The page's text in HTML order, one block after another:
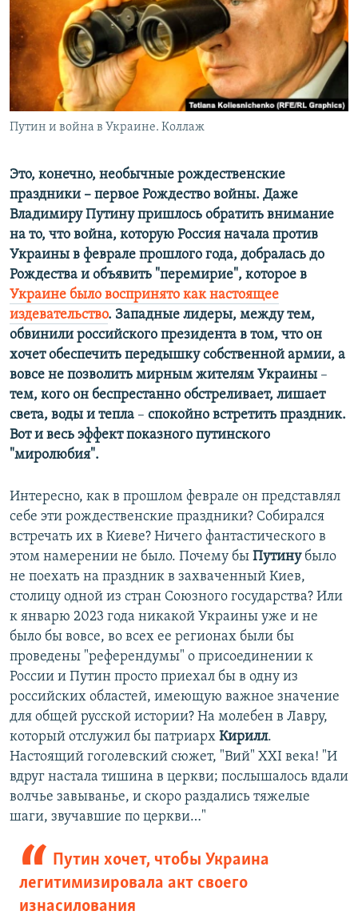
ПОБЕДИТЕЛЕЙ НЕ СУДЯТ?
КРЫМ.НЕПОКОРЕННЫЙ
ELIFBE
УКРАИНСКАЯ ПРОБЛЕМА КРЫМА
ПРИСОЕДИНЯЙТЕСЬ!
Все сайты RFE/RL
Путин и война в Украине. Коллаж
Это, конечно, необычные рождественские
праздники – ​ первое Рождество войны. Даже
Владимиру Путину пришлось обратить внимание
на то, что война, которую Россия начала против
Украины в феврале прошлого года, добралась до
Рождества и объявить "перемирие", которое в
Украине было воспринято как настоящее
издевательство. Западные лидеры, между тем,
обвинили российского президента в том, что он
хочет обеспечить передышку собственной армии, а
вовсе не позволить мирным жителям Украины –
тем, кого он беспрестанно обстреливает, лишает
света, воды и тепла – спокойно встретить праздник.
Вот и весь эффект показного путинского
"миролюбия".
Интересно, как в прошлом феврале он представлял
себе эти рождественские праздники? Собирался
встречать их в Киеве? Ничего фантастического в
этом намерении не было. Почему бы Путинубыло
не поехать на праздник в захваченный Киев,
столицу одной из стран Союзного государства? Или
к январю 2023 года никакой Украины уже и не
было бы вовсе, во всех ее регионах были бы
проведены "референдумы" о присоединении к
России и Путин просто приехал бы в одну из
российских областей, имеющую важное значение
для общей русской истории? На молебен в Лавру,
который отслужил бы патриарх Кирилл.
Настоящий гоголевский сюжет, "Вий" ХХІ века! "И
вдруг настала тишина в церкви; послышалось вдали
волчье завыванье, и скоро раздались тяжелые
шаги, звучавшие по церкви…"
Путин хочет, чтобы Украина
легитимизировала акт своего
изнасилования